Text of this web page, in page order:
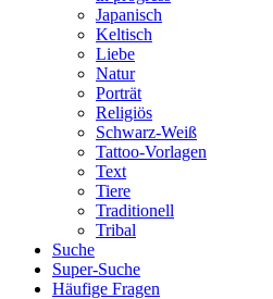
Japanisch
Keltisch
Liebe
Natur
Porträt
Religiös
Schwarz-Weiß
Tattoo-Vorlagen
Text
Tiere
Traditionell
Tribal
Suche
Super-Suche
Häufige Fragen